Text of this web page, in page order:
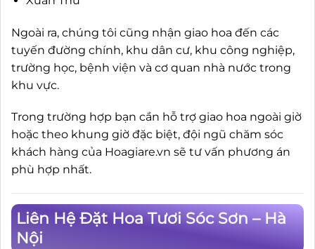
Ngoài ra, chúng tôi cũng nhận giao hoa đến các
tuyến đường chính, khu dân cư, khu công nghiệp,
trường học, bệnh viện và cơ quan nhà nước trong
khu vực.
Trong trường hợp bạn cần hỗ trợ giao hoa ngoài giờ
hoặc theo khung giờ đặc biệt, đội ngũ chăm sóc
khách hàng của Hoagiare.vn sẽ tư vấn phương án
phù hợp nhất.
Liên Hệ Đặt Hoa Tươi Sóc Sơn – Hà
Nội